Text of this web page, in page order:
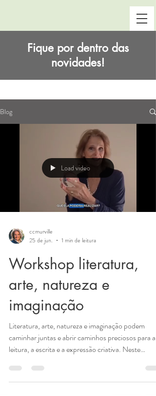
Fique por dentro das
novidades!
Blog
Load video
ccmurville
25 de jun.
1 min de leitura
Workshop literatura,
arte, natureza e
imaginação
Literatura, arte, natureza e imaginação podem
caminhar juntas e abrir caminhos preciosos para a
leitura, a escrita e a expressão criativa. Neste
jovens e todos os interessados em literatura a
embarcarem em uma viagem pela Chapada